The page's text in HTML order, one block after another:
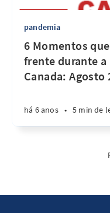
pandemia
6 Momentos
frente durante
Canada: Agosto
há 6 anos • 5 min de